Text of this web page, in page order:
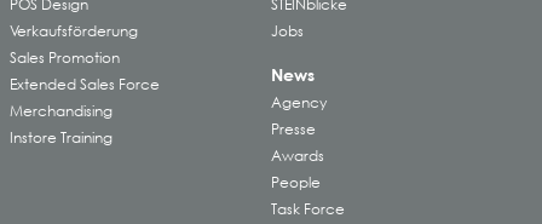
POS Design
Verkaufsförderung
Sales Promotion
Extended Sales Force
Merchandising
Instore Training
STEINblicke
Jobs
News
Agency
Presse
Awards
People
Task Force